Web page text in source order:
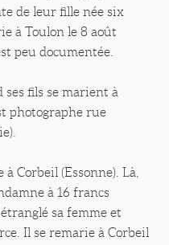
de leur fille née six
à Toulon le 8 août
peu documentée.
ses fils se marient à
photographe rue
Corbeil (Essonne). Là,
à 16 francs
sa femme et
Il se remarie à Corbeil